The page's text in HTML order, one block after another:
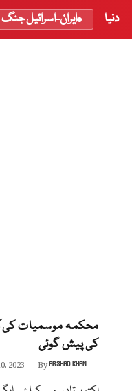
دنیا ایران-اسرائیل جنگ
محکمہ موسمیات کی
کی پیش گوئی
2023 ByARSHAD KHAN